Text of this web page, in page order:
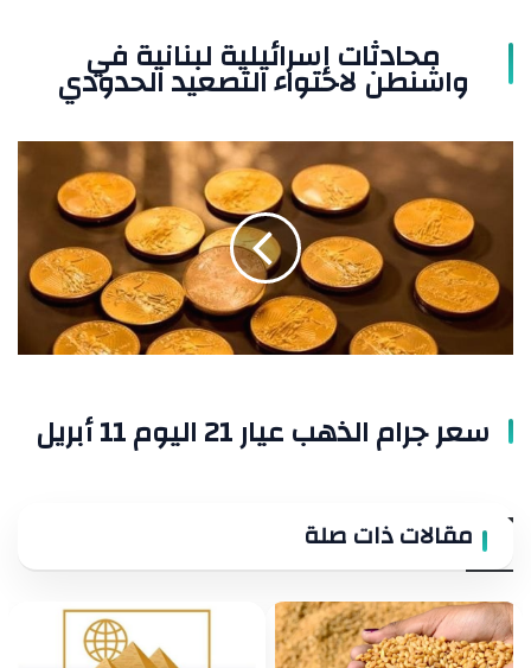
محادثات إسرائيلية لبنانية في
واشنطن لاحتواء التصعيد الحدودي
جرام
اليوم
سعر جرام الذهب عيار 21 اليوم 11 أبريل
مقالات ذات صلة